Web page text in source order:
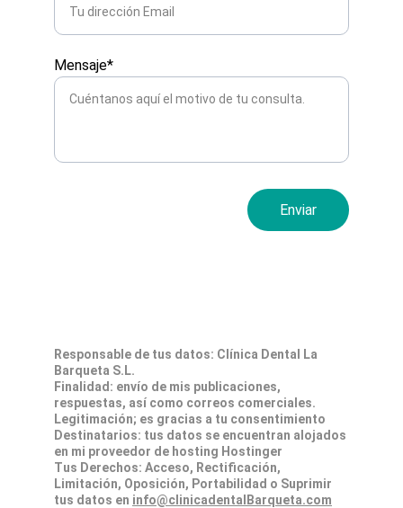
Responsable de tus datos: Clínica Dental La
Barqueta S.L.
Finalidad: envío de mis publicaciones,
respuestas, así como correos comerciales.
Legitimación; es gracias a tu consentimiento
Destinatarios: tus datos se encuentran alojados
en mi proveedor de hosting Hostinger
Tus Derechos: Acceso, Rectificación,
Limitación, Oposición, Portabilidad o Suprimir
tus datos en info@clinicadentalBarqueta.com
Mensaje*
Enviar